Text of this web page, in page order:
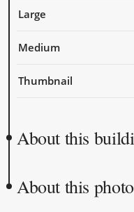
Large
Medium
Thumbnail
About this
About this photo